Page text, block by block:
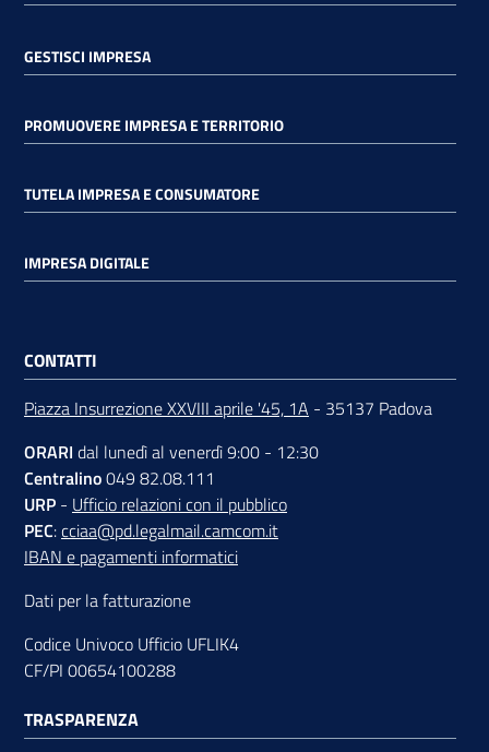
GESTISCI IMPRESA
PROMUOVERE IMPRESA E TERRITORIO
TUTELA IMPRESA E CONSUMATORE
IMPRESA DIGITALE
CONTATTI
Piazza Insurrezione XXVIII aprile '45, 1A - 35137 Padova
ORARI dal lunedì al venerdì 9:00 - 12:30
Centralino049 82.08.111
URP - Ufficio relazioni con il pubblico
PEC:cciaa@pd.legalmail.camcom.it
IBAN e pagamenti informatici
Dati per la fatturazione
Codice Univoco Ufficio UFLIK4
CF/PI 00654100288
TRASPARENZA